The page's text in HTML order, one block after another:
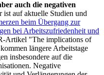
auch die negativen
ist auf aktuelle Studien und
beim Übergang zur
bei Arbeitszufriedenheit und
Artikel "The implications of
längere Arbeitstage
insbesondere auf die
Negative